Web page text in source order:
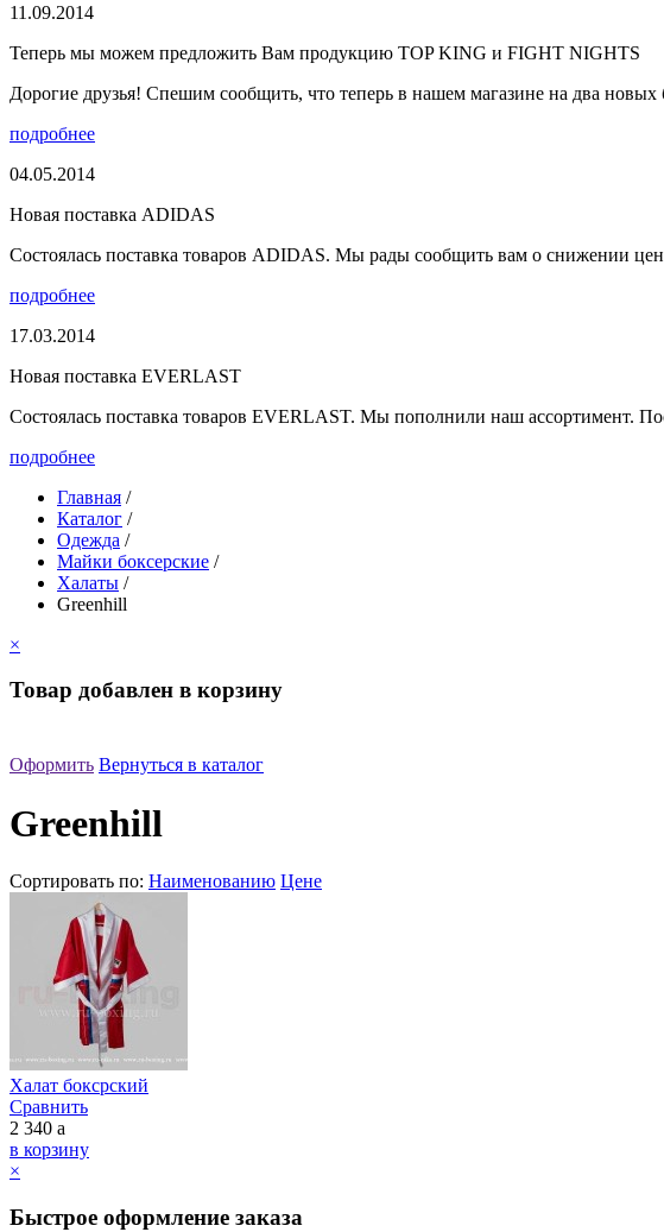
11.09.2014
Теперь мы можем предложить Вам продукцию TOP KING и FIGHT NIGHTS
Дорогие друзья! Спешим сообщить, что теперь в нашем магазине на два
подробнее
04.05.2014
Новая поставка ADIDAS
Состоялась поставка товаров ADIDAS. Мы рады сообщить вам о снижении
подробнее
17.03.2014
Новая поставка EVERLAST
Состоялась поставка товаров EVERLAST. Мы пополнили наш ассортимент.
подробнее
Главная /
Каталог /
Одежда /
Майки боксерские /
Халаты /
Greenhill
×
Товар добавлен в корзину
Оформить Вернуться в каталог
Greenhill
Сортировать по: Наименованию Цене
Халат боксрский
Сравнить
2 340 a
в корзину
×
Быстрое оформление заказа